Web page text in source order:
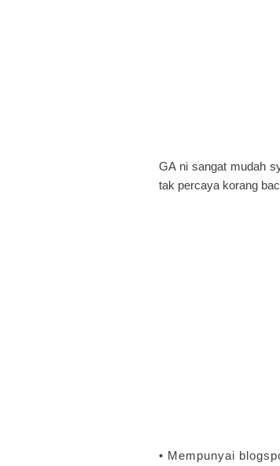
GA ni sangat mudah
tak percaya korang
• Mempunyai